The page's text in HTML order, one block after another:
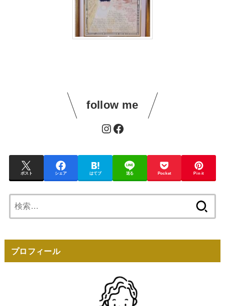
follow me
Instagram
Facebook
ポスト シェア はてブ 送る Pocket Pin it
索:
プロフィール